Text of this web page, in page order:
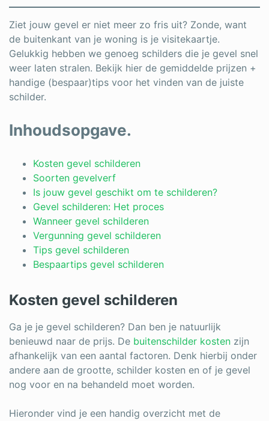
Ziet jouw gevel er niet meer zo fris uit? Zonde, want
de buitenkant van je woning is je visitekaartje.
Gelukkig hebben we genoeg schilders die je gevel snel
weer laten stralen. Bekijk hier de gemiddelde prijzen +
handige (bespaar)tips voor het vinden van de juiste
schilder.
Inhoudsopgave.
Kosten gevel schilderen
Soorten gevelverf
Is jouw gevel geschikt om te schilderen?
Gevel schilderen: Het proces
Wanneer gevel schilderen
Vergunning gevel schilderen
Tips gevel schilderen
Bespaartips gevel schilderen
Kosten gevel schilderen
Ga je je gevel schilderen? Dan ben je natuurlijk
benieuwd naar de prijs. De buitenschilder kosten zijn
afhankelijk van een aantal factoren. Denk hierbij onder
andere aan de grootte, schilder kosten en of je gevel
nog voor en na behandeld moet worden.
Hieronder vind je een handig overzicht met de